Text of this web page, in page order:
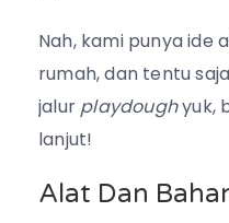
Nah, kami punya ide
rumah, dan tentu
jalur playdoughyuk,
lanjut!
Alat Dan